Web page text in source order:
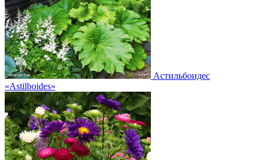
Астильбоидес
«Astilboides»